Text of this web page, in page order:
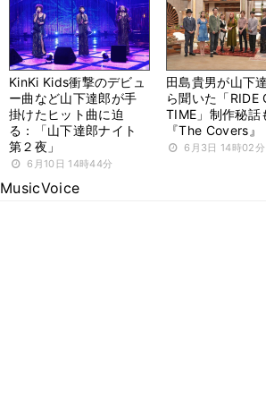
KinKi Kids衝撃のデビュ
ー曲など山下達郎が手
掛けたヒット曲に迫
る：「山下達郎ナイト
第２夜」
6月10日 14時44分
田島貴男が山下
ら聞いた「RIDE
TIME」制作秘話
『The Covers』
6月3日 14時02分
MusicVoice